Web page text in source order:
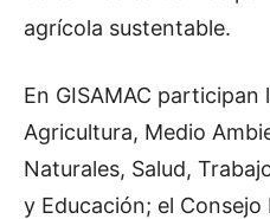
agrícola sustentable.
En GISAMAC participan
Agricultura, Medio
Naturales, Salud,
y Educación; el